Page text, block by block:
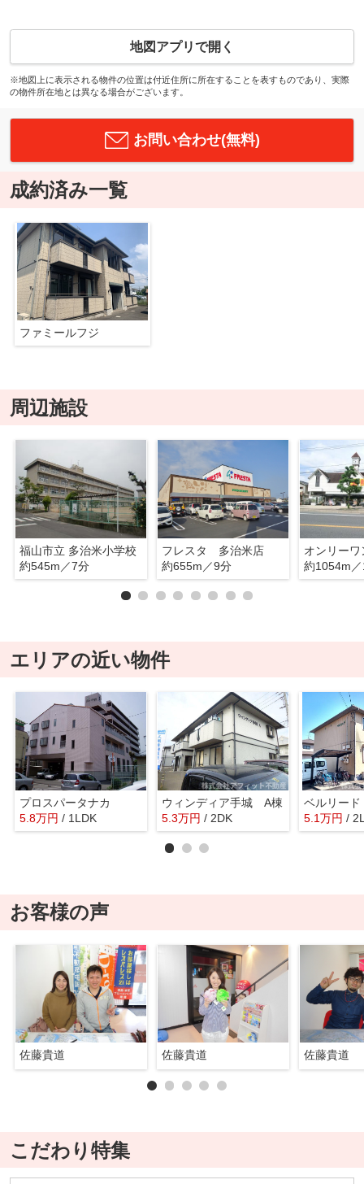
地図アプリで開く
※地図上に表示される物件の位置は付近住所に所在することを表すものであり、実際
の物件所在地とは異なる場合がございます。
お問い合わせ(無料)
成約済み一覧
ファミールフジ
周辺施設
福山市立 多治米小学校
約545m／7分
フレスタ 多治米店
約655m／9分
約1054m
エリアの近い物件
プロスパータナカ
5.8万円 / 1LDK
ウィンディア手城 A棟
5.3万円 / 2DK
ベルリード
5.1万円 /
お客様の声
佐藤貴道 佐藤貴道 佐藤貴道
こだわり特集